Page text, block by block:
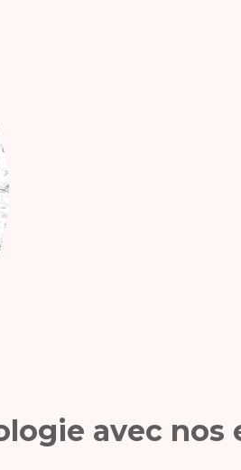
avec nos